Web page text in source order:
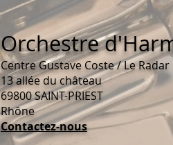
Orchestre
Centre Gustave Coste / Le Radar
13 allée du château
69800 SAINT-PRIEST
Rhône
Contactez-nous